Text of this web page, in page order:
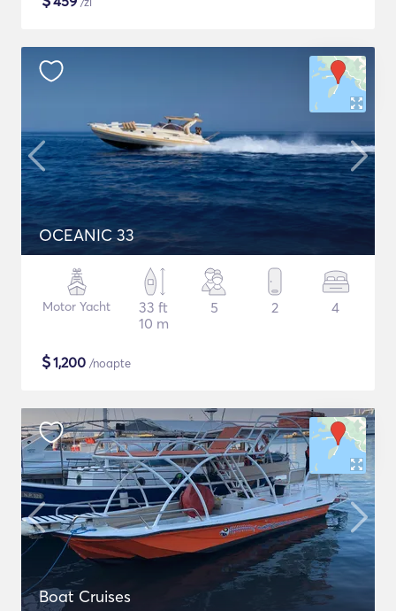
OCEANIC 33
Motor Yacht
33 ft
10 m
5 2 4
$1,200 /noapte
Boat Cruises